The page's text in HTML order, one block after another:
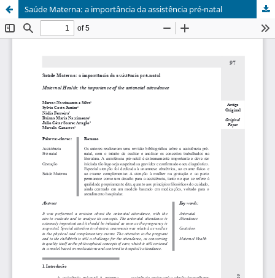
Saúde Materna: a importância da assistência pré-natal